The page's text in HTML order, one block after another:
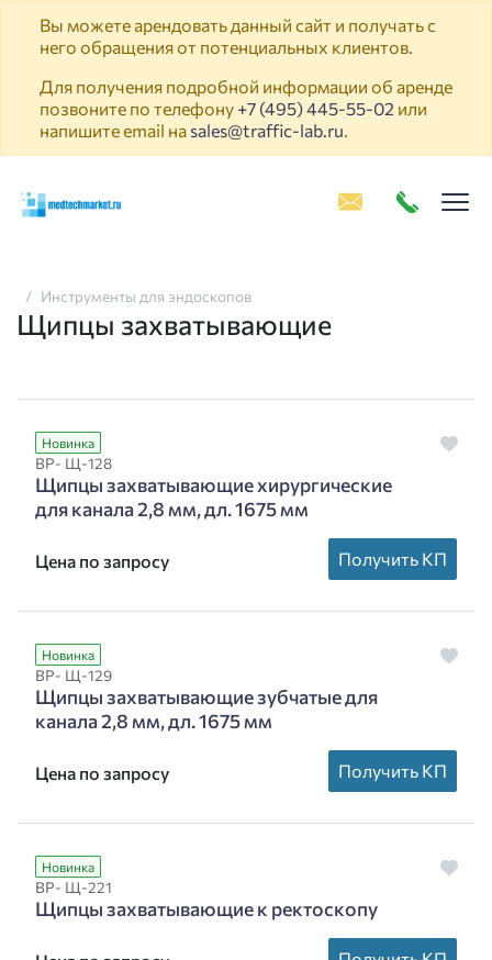
Вы можете арендовать данный сайт и получать с
него обращения от потенциальных клиентов.
Для получения подробной информации об аренде
позвоните по телефону +7 (495) 445-55-02 или
напишите email на sales@traffic-lab.ru.
Инструменты для эндоскопов
Щипцы захватывающие
Новинка
ВР- Щ-128
Щипцы захватывающие хирургические
для канала 2,8 мм, дл. 1675 мм
Цена по запросу Получить КП
Новинка
ВР- Щ-129
Щипцы захватывающие зубчатые для
канала 2,8 мм, дл. 1675 мм
Цена по запросу Получить КП
Новинка
ВР- Щ-221
Щипцы захватывающие к ректоскопу